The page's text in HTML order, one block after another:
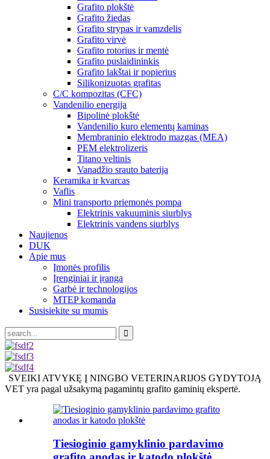
Grafito plokštė
Grafito žiedas
Grafito strypas ir vamzdelis
Grafito virvė
Grafito rotorius ir mentė
Grafito puslaidininkis
Grafito lakštai ir popierius
Silikonizuotas grafitas
C/C kompozitas (CFC)
Vandenilio energija
Bipolinė plokštė
Vandenilio kuro elementų kaminas
Membraninio elektrodo mazgas (MEA)
PEM elektrolizeris
Titano veltinis
Vanadžio srauto baterija
Keramika ir kvarcas
Vaflis
Mini transporto priemonės pompa
Elektrinis vakuuminis siurblys
Elektrinis vandens siurblys
Naujienos
DUK
Apie mus
Įmonės profilis
Įrenginiai ir įranga
Garbė ir technologijos
MTEP komanda
Susisiekite su mumis
SVEIKI ATVYKĘ Į NINGBO VETERINARIJOS GYDYTOJĄ
VET yra pagal užsakymą pagamintų grafito gaminių ekspertė.
Tiesioginio gamyklinio pardavimo